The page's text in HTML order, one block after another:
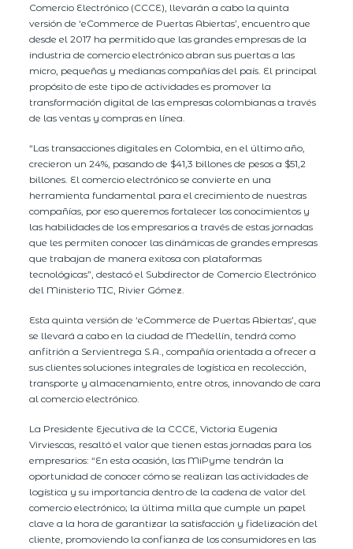
Comercio Electrónico (CCCE), llevarán a cabo la quinta
versión de ‘eCommerce de Puertas Abiertas’, encuentro que
desde el 2017 ha permitido que las grandes empresas de la
industria de comercio electrónico abran sus puertas a las
micro, pequeñas y medianas compañías del país. El principal
propósito de este tipo de actividades es promover la
transformación digital de las empresas colombianas a través
de las ventas y compras en línea.
“Las transacciones digitales en Colombia, en el último año,
crecieron un 24%, pasando de $41,3 billones de pesos a $51,2
billones. El comercio electrónico se convierte en una
herramienta fundamental para el crecimiento de nuestras
compañías, por eso queremos fortalecer los conocimientos y
las habilidades de los empresarios a través de estas jornadas
que les permiten conocer las dinámicas de grandes empresas
que trabajan de manera exitosa con plataformas
tecnológicas”, destacó el Subdirector de Comercio Electrónico
del Ministerio TIC, Rivier Gómez.
Esta quinta versión de ‘eCommerce de Puertas Abiertas’, que
se llevará a cabo en la ciudad de Medellín, tendrá como
anfitrión a Servientrega S.A., compañía orientada a ofrecer a
sus clientes soluciones integrales de logística en recolección,
transporte y almacenamiento, entre otros, innovando de cara
al comercio electrónico.
La Presidente Ejecutiva de la CCCE, Victoria Eugenia
Virviescas, resaltó el valor que tienen estas jornadas para los
empresarios: “En esta ocasión, las MiPyme tendrán la
oportunidad de conocer cómo se realizan las actividades de
logística y su importancia dentro de la cadena de valor del
comercio electrónico; la última milla que cumple un papel
clave a la hora de garantizar la satisfacción y fidelización del
cliente, promoviendo la confianza de los consumidores en las